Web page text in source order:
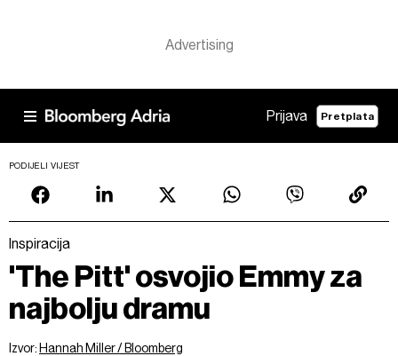
Prijava Pretplata
PODIJELI VIJEST
Inspiracija
'The Pitt' osvojio Emmy za
najbolju dramu
Izvor: Hannah Miller / Bloomberg